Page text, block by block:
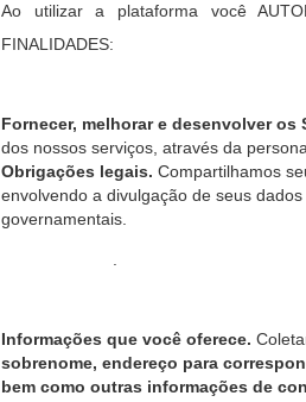
Ao utilizar a plataforma você
FINALIDADES:
Fornecer, melhorar e desenvolver
dos nossos serviços, através da
Obrigações legais. Compartilhamos
envolvendo a divulgação de seus
governamentais.
Informações que você oferece.
sobrenome, endereço para
bem como outras informações de